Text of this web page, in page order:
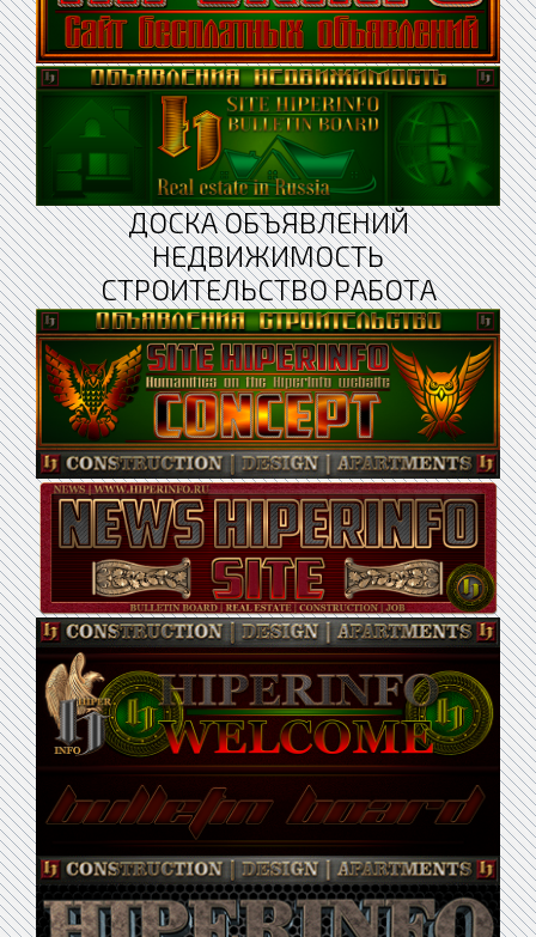
ДОСКА ОБЪЯВЛЕНИЙ
НЕДВИЖИМОСТЬ
СТРОИТЕЛЬСТВО РАБОТА